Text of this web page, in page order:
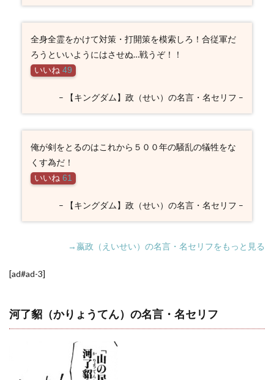
全身全霊をかけて対策・打開策を模索しろ！合従軍だ
ろうといいようにはさせぬ…戦うぞ！！
いいね 49
– 【キングダム】政（せい）の名言・名セリフ –
俺が剣をとるのはこれから５００年の騒乱の犠牲をな
くす為だ！
いいね 61
– 【キングダム】政（せい）の名言・名セリフ –
→嬴政（えいせい）の名言・名セリフをもっと見る
[ad#ad-3]
河了貂（かりょうてん）の名言・名セリフ